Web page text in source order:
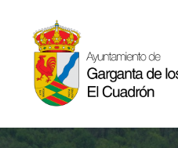
contenido